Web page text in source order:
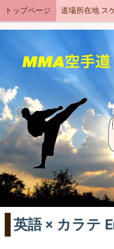
トップページ
英語 × カラテ